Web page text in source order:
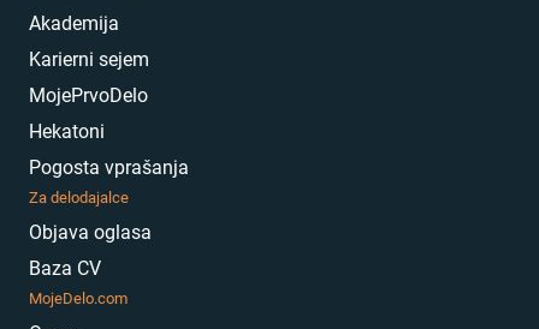
Akademija
Karierni sejem
MojePrvoDelo
Hekatoni
Pogosta vprašanja
Za delodajalce
Objava oglasa
Baza CV
MojeDelo.com